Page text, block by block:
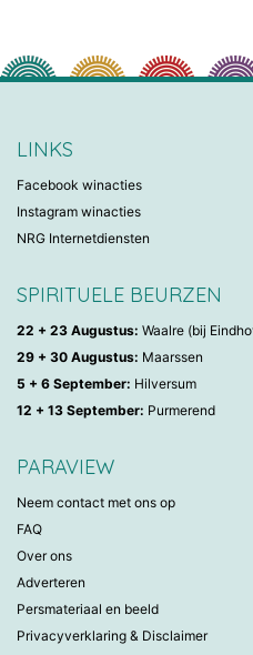
LINKS
Facebook winacties
Instagram winacties
NRG Internetdiensten
SPIRITUELE BEURZEN
22 + 23 Augustus: Waalre (bij
29 + 30 Augustus: Maarssen
5 + 6 September: Hilversum
12 + 13 September: Purmerend
PARAVIEW
Neem contact met ons op
FAQ
Over ons
Adverteren
Persmateriaal en beeld
Privacyverklaring & Disclaimer